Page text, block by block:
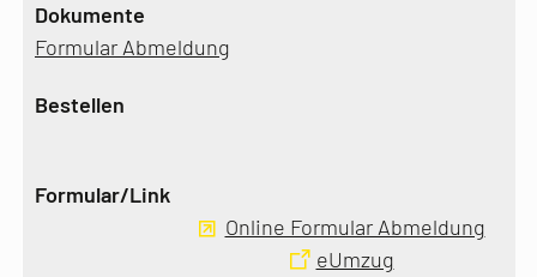
Formular Abmeldung
Online Formular Abmeldung
eUmzug